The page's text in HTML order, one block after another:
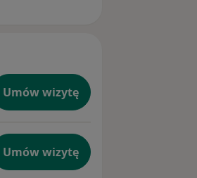
Umów wizytę
Umów wizytę